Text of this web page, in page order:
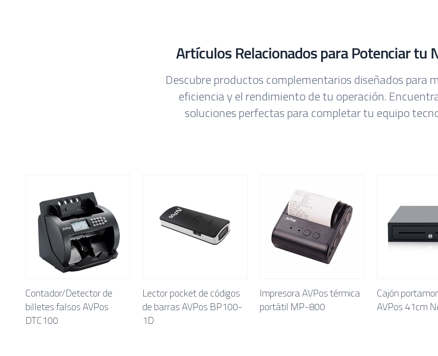
Artículos Relacionados para Potenciar tu
Descubre productos complementarios diseñados para
eficiencia y el rendimiento de tu operación.
soluciones perfectas para completar tu equipo
Contador/Detector de
billetes falsos AVPos
DTC100
Lector pocket de códigos
de barras AVPos BP100-
1D
Impresora AVPos térmica
portátil MP-800
Cajón
AVPos 41cm